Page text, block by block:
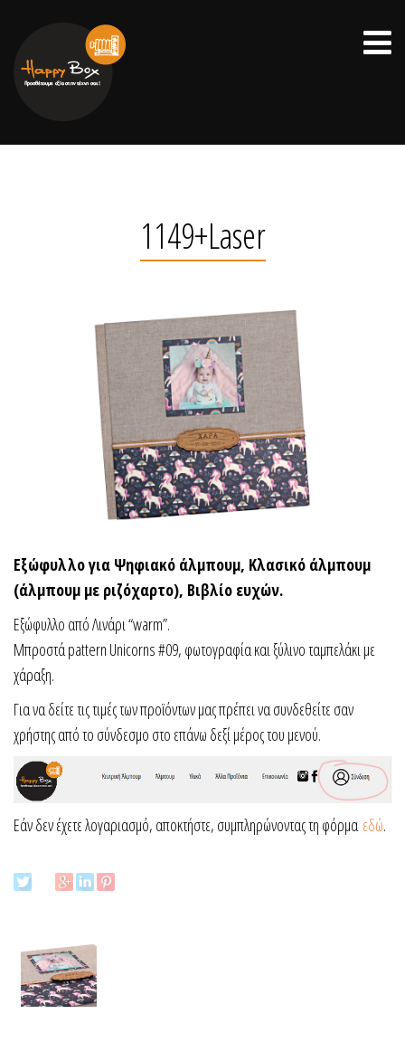
1149+Laser
Εξώφυλλο για Ψηφιακό άλμπουμ, Κλασικό άλμπουμ
(άλμπουμ με ριζόχαρτο), Βιβλίο ευχών.
Εξώφυλλο από Λινάρι “warm”.
Μπροστά pattern Unicorns #09, φωτογραφία και ξύλινο ταμπελάκι με
χάραξη.
Για να δείτε τις τιμές των προϊόντων μας πρέπει να συνδεθείτε σαν
χρήστης από το σύνδεσμο στο επάνω δεξί μέρος του μενού.
Εάν δεν έχετε λογαριασμό, αποκτήστε, συμπληρώνοντας τη φόρμα εδώ.